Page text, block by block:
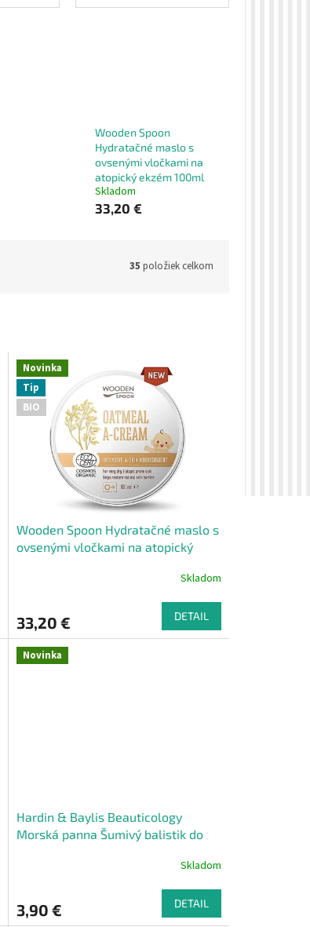
Wooden Spoon
Hydratačné maslo s
ovsenými vločkami na
atopický ekzém 100ml
Skladom
33,20 €
35 položiek celkom
Novinka
Tip
BIO
Wooden Spoon Hydratačné maslo s
ovsenými vločkami na atopický
Skladom
33,20 € DETAIL
Novinka
Hardin & Baylis Beauticology
Morská panna Šumivý balistik do
Skladom
3,90 € DETAIL